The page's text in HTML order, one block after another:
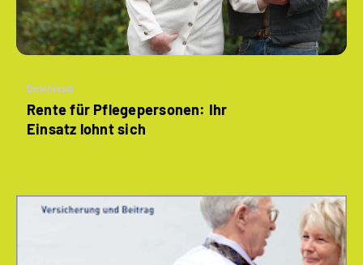
Download
Rente für Pflegepersonen: Ihr
Einsatz lohnt sich